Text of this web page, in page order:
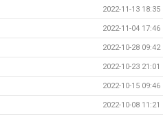
2022-11-13 18:35
2022-11-04 17:46
2022-10-28 09:42
2022-10-23 21:01
2022-10-15 09:46
2022-10-08 11:21